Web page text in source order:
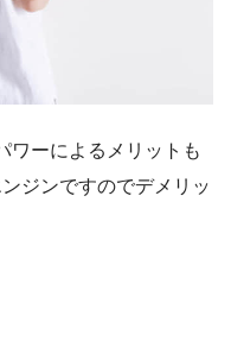
ワーによるメリットも
ジンですのでデメリッ